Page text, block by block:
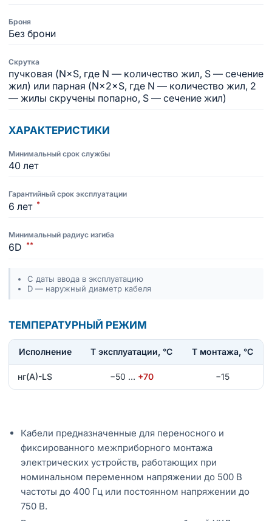
Броня
Без брони
Скрутка
пучковая (N×S, где N — количество жил, S — сечение
жил) или парная (N×2×S, где N — количество жил, 2
— жилы скручены попарно, S — сечение жил)
ХАРАКТЕРИСТИКИ
Минимальный срок службы
40 лет
Гарантийный срок эксплуатации
6 лет *
Минимальный радиус изгиба
6D **
С даты ввода в эксплуатацию
D — наружный диаметр кабеля
ТЕМПЕРАТУРНЫЙ РЕЖИМ
Исполнение T эксплуатации, °С Т монтажа, °С
нг(А)-LS −50 … +70 −15
Кабели предназначенные для переносного и
фиксированного межприборного монтажа
электрических устройств, работающих при
номинальном переменном напряжении до 500 В
частоты до 400 Гц или постоянном напряжении до
750 В.